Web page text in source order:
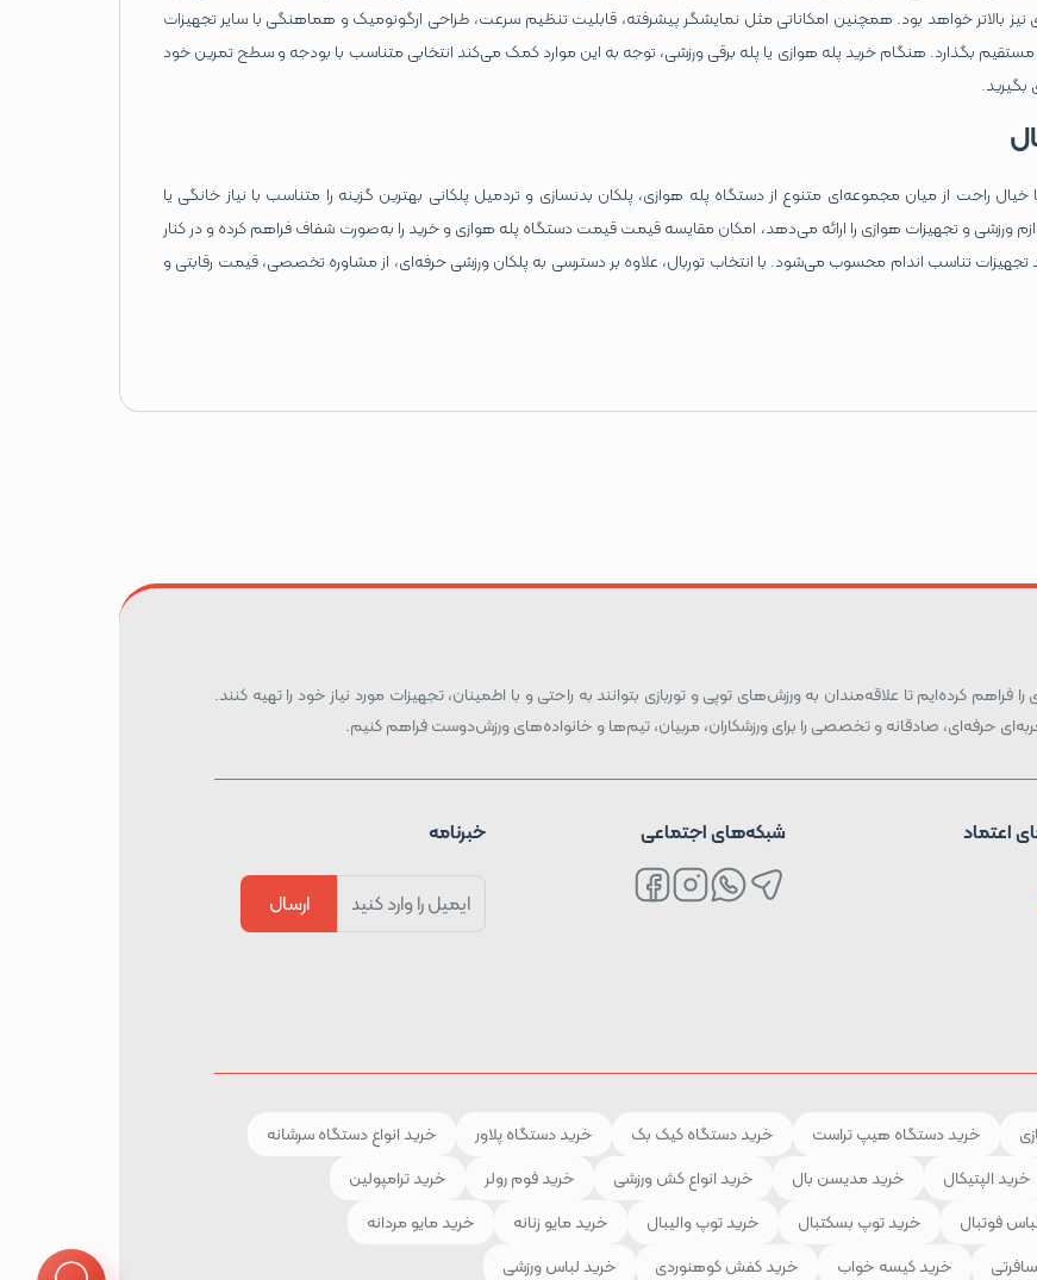
بالاتر خواهد بود. همچنین امکاناتی مثل نمایشگر پیشرفته، قابلیت تنظیم سرعت، طراحی ارگونومیک و هماهنگی با سایر تجهیزات
مستقیم بگذارد. هنگام خرید پله هوازی یا پله برقی ورزشی، توجه به این موارد کمک می‌کند انتخابی متناسب با بودجه و سطح تمرین خود
بگیرید.
خیال راحت از میان مجموعه‌ای متنوع از دستگاه پله هوازی، پلکان بدنسازی و تردمیل پلکانی بهترین گزینه را متناسب با نیاز خانگی یا
ورزشی و تجهیزات هوازی را ارائه می‌دهد، امکان مقایسه قیمت قیمت دستگاه پله هوازی و خرید را به‌صورت شفاف فراهم کرده و در کنار
تجهیزات تناسب اندام محسوب می‌شود. با انتخاب توربال، علاوه بر دسترسی به پلکان ورزشی حرفه‌ای، از مشاوره تخصصی، قیمت رقابتی و
کرده‌ایم تا علاقه‌مندان به ورزش‌های توپی و توربازی بتوانند به راحتی و با اطمینان، تجهیزات مورد نیاز خود را تهیه کنند.
حرفه‌ای، صادقانه و تخصصی را برای ورزشکاران، مربیان، تیم‌ها و خانواده‌های ورزش‌دوست فراهم کنیم.
اعتماد شبکه‌های اجتماعی خبرنامه
ارسال
خرید دستگاه هیپ تراست خرید دستگاه کیک بک خرید دستگاه پلاور
خرید انواع دستگاه سرشانه
خرید الپتیکال خرید مدیسن بال خرید انواع کش ورزشی خرید فوم رولر
خرید ترامپولین
فوتبال خرید توپ بسکتبال خرید توپ والیبال خرید مایو زنانه
خرید مایو مردانه
خرید کیسه خواب خرید کفش کوهنوردی خرید لباس ورزشی